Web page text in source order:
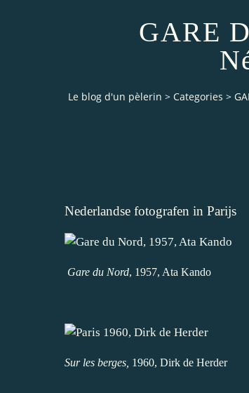
GARE
Le blog d'un pèlerin > Categories >
Nederlandse fotografen in Parijs
Gare du Nord, 1957, Ata Kando
Sur les berges, 1960, Dirk de Herder